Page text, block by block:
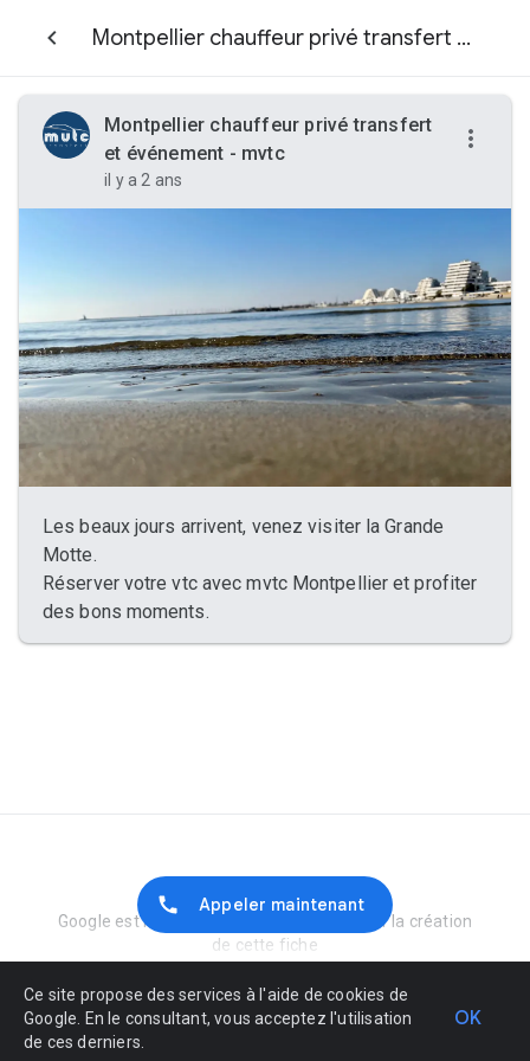
Montpellier chauffeur privé transfert et événement - mvtc
Appeler maintenant
Montpellier chauffeur privé transfert
et événement - mvtc
il y a 2 ans
Les beaux jours arrivent, venez visiter la Grande
Motte.
Réserver votre vtc avec mvtc Montpellier et profiter
des bons moments.
Google est rémunéré par le marchand pour la création
de cette fiche
Ce site propose des services à l'aide de cookies de
Google. En le consultant, vous acceptez l'utilisation
de ces derniers.
OK